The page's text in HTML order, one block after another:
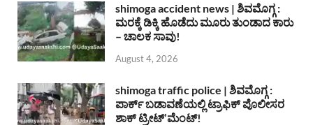
shimoga accident news | ಶಿವಮೊಗ್ಗ :
ಮರಕ್ಕೆ ಡಿಕ್ಕಿ ಹೊಡೆದು ಮೂರು ತುಂಡಾದ ಕಾರು
– ಚಾಲಕ ಸಾವು!
August 4, 2026
shimoga traffic police | ಶಿವಮೊಗ್ಗ :
ಪಾರ್ಕ್ ಬಡಾವಣೆಯಲ್ಲಿ ಟ್ರಾಫಿಕ್ ಪೊಲೀಸರ
ಶಾಕ್ ಟ್ರೀಟ್’ಮೆಂಟ್!